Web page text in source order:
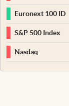
Euronext 100 ID
S&P 500 Index
Nasdaq